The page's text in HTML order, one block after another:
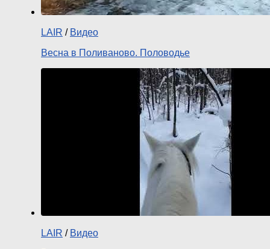
LAIR / Видео
Весна в Поливаново. Половодье
LAIR / Видео